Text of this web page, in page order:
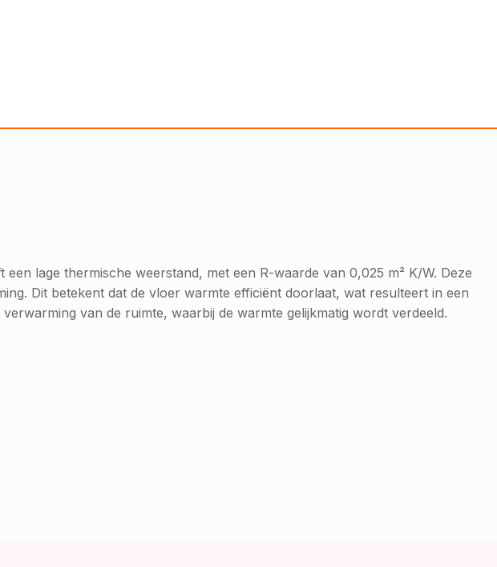
lage thermische weerstand, met een R-waarde van 0,025 m² K/W. Deze
Dit betekent dat de vloer warmte efficiënt doorlaat, wat resulteert in een
van de ruimte, waarbij de warmte gelijkmatig wordt verdeeld.